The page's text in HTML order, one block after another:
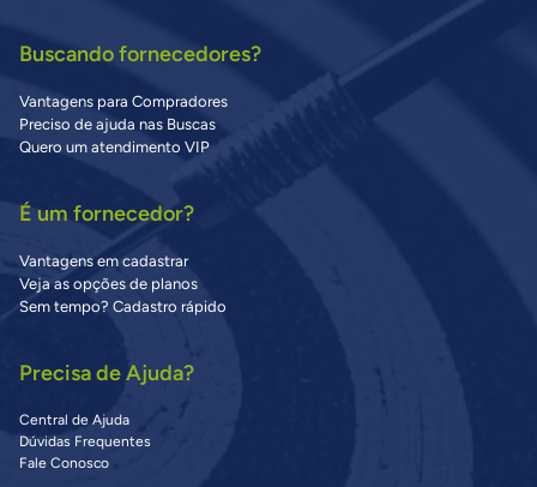
Buscando fornecedores?
Vantagens para Compradores
Preciso de ajuda nas Buscas
Quero um atendimento VIP
É um fornecedor?
Vantagens em cadastrar
Veja as opções de planos
Sem tempo? Cadastro rápido
Precisa de Ajuda?
Central de Ajuda
Dúvidas Frequentes
Fale Conosco